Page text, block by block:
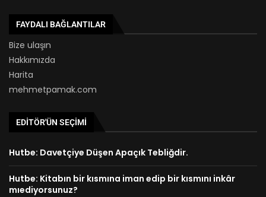
FAYDALI BAĞLANTILAR
Bize ulaşın
Hakkımızda
Harita
mehmetpamak.com
EDITÖR'ÜN SEÇIMI
Hutbe: Davetçiye Düşen Apaçık Tebliğdir.
Hutbe: Kitabın bir kısmına iman edip bir kısmını inkâr
mıediyorsunuz?